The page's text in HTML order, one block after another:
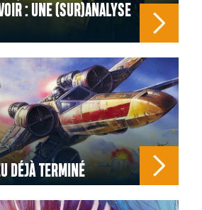
: UNE (SUR)ANALYSE
DÉJÀ TERMINÉ